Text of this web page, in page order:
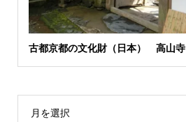
古都京都の文化財（日本） 高山寺
月を選択